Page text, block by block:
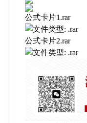
公式卡片1.rar
公式卡片2.rar